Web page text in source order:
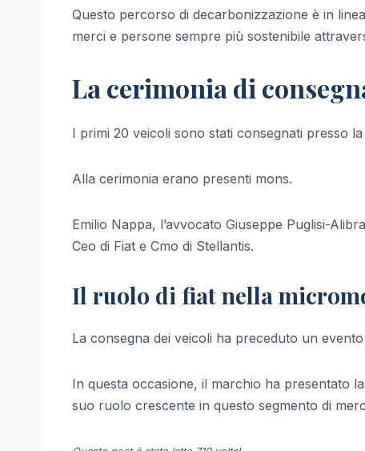
Questo percorso di decarbonizzazione è in
merci e persone sempre più sostenibile
La cerimonia di
I primi 20 veicoli sono stati consegnati presso
Alla cerimonia erano presenti mons.
Emilio Nappa, l’avvocato Giuseppe Puglisi-
Ceo di Fiat e Cmo di Stellantis.
Il ruolo di fiat nella
La consegna dei veicoli ha preceduto un
In questa occasione, il marchio ha presentato
suo ruolo crescente in questo segmento di